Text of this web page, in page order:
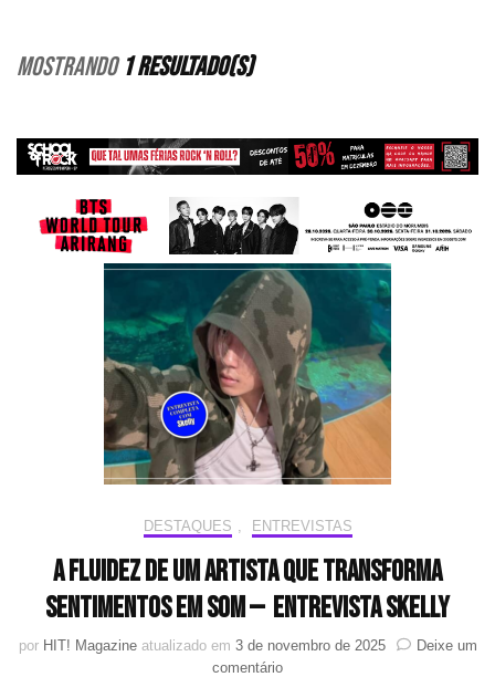
Mostrando1 Resultado(s)
DESTAQUES ENTREVISTAS
A fluidez de um artista que transforma
sentimentos em som — Entrevista Skelly
por HIT! Magazine atualizado em 3 de novembro de 2025
Deixe um
comentárioem